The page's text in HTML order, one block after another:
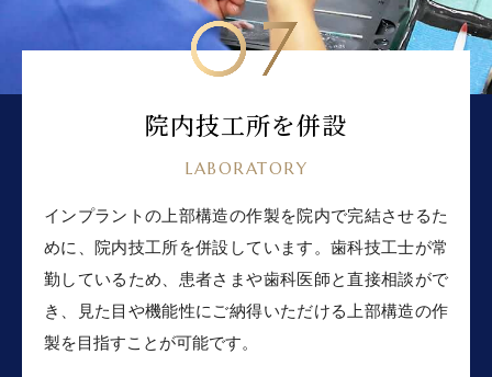
07
院内技工所を併設
LABORATORY
インプラントの上部構造の作製を院内で完結させるた
めに、院内技工所を併設しています。歯科技工士が常
勤しているため、患者さまや歯科医師と直接相談がで
き、見た目や機能性にご納得いただける上部構造の作
製を目指すことが可能です。